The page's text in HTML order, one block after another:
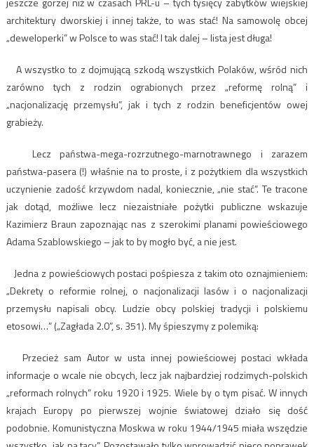
architektury dworskiej i innej także, to was stać! Na samowolę obcej
„deweloperki” w Polsce to was stać! I tak dalej – lista jest długa!
A wszystko to z dojmującą szkodą wszystkich Polaków, wśród nich
zarówno tych z rodzin ograbionych przez „reformę rolną” i
„nacjonalizację przemysłu”, jak i tych z rodzin beneficjentów owej
grabieży.
Lecz państwa-mega-rozrzutnego-marnotrawnego i zarazem
państwa-pasera (!) właśnie na to proste, i z pożytkiem dla wszystkich
uczynienie zadość krzywdom nadal, koniecznie, „nie stać”. Te tracone
jak dotąd, możliwe lecz niezaistniałe pożytki publiczne wskazuje
Kazimierz Braun zapoznając nas z szerokimi planami powieściowego
Adama Szablowskiego – jak to by mogło być, a nie jest.
Jedna z powieściowych postaci pośpiesza z takim oto oznajmieniem:
„Dekrety o reformie rolnej, o nacjonalizacji lasów i o nacjonalizacji
przemysłu napisali obcy. Ludzie obcy polskiej tradycji i polskiemu
etosowi…” („Zagłada 2.0”, s. 351). My śpieszymy z polemiką:
Przecież sam Autor w usta innej powieściowej postaci wkłada
informacje o wcale nie obcych, lecz jak najbardziej rodzimych-polskich
„reformach rolnych” roku 1920 i 1925. Wiele by o tym pisać. W innych
krajach Europy po pierwszej wojnie światowej działo się dość
podobnie. Komunistyczna Moskwa w roku 1944/1945 miała wszędzie